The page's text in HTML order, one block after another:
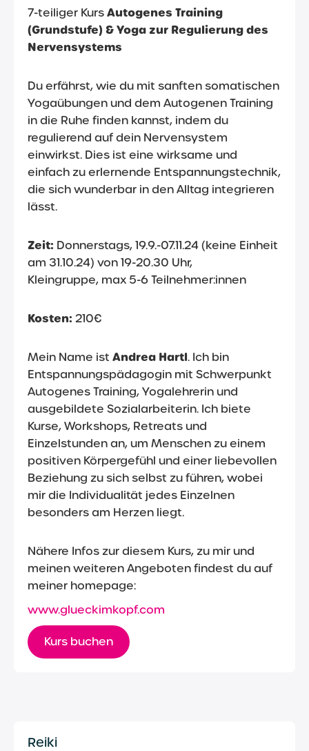
7-teiliger KursAutogenes Training
(Grundstufe) & Yoga zur Regulierung des
Nervensystems
Du erfährst, wie du mit sanften somatischen
Yogaübungenund dem Autogenen Training
in die Ruhe finden kannst, indem du
regulierend auf dein Nervensystem
einwirkst. Dies ist eine wirksame und
einfach zu erlernende Entspannungstechnik,
die sich wunderbar in den Alltag integrieren
lässt.
Zeit: Donnerstags, 19.9.-07.11.24 (keine Einheit
am 31.10.24) von 19-20.30 Uhr,
Kleingruppe, max 5-6 Teilnehmer:innen
Kosten: 210€
Mein Name ist Andrea Hartl. Ich bin
Entspannungspädagogin mit Schwerpunkt
Autogenes Training, Yogalehrerin und
ausgebildete Sozialarbeiterin. Ich biete
Kurse, Workshops, Retreats und
Einzelstunden an, um Menschen zu einem
positiven Körpergefühl und einer liebevollen
Beziehung zu sich selbst zu führen, wobei
mir die Individualität jedes Einzelnen
besonders am Herzen liegt.
Nähere Infos zurdiesem Kurs, zu mir und
meinen weiteren Angeboten findest du auf
meiner homepage:
www.glueckimkopf.com
Kurs buchen
Reiki